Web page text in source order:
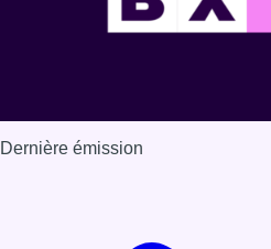
Dernière émission